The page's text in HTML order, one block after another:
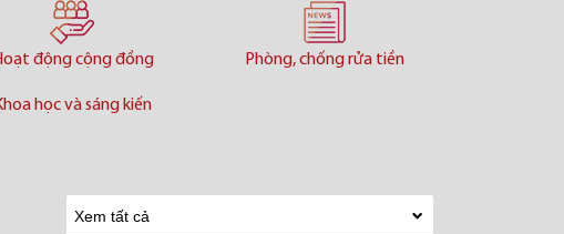
động cộng đồng Phòng, chống rửa tiền
học và sáng kiến